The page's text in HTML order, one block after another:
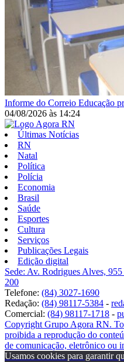
Informe do Correio Educação
04/08/2026 às 14:24
Últimas Notícias
RN
Natal
Política
Polícia
Economia
Brasil
Saúde
Esportes
Cultura
Serviços
Publicações Legais
Edição digital
Sede: Av. Rodrigues Alves,
200
Telefone: (84) 3027-1690
Redação: (84) 98117-5384 -
Comercial: (84) 98117-1718 -
Copyright Grupo Agora RN.
proibida a reprodução do
de comunicação, eletrônico ou
Usamos cookies para garantir